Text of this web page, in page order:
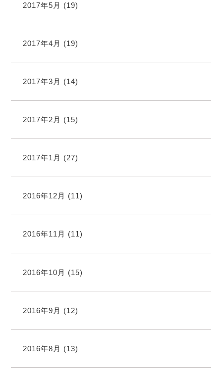
2017年5月 (19)
2017年4月 (19)
2017年3月 (14)
2017年2月 (15)
2017年1月 (27)
2016年12月 (11)
2016年11月 (11)
2016年10月 (15)
2016年9月 (12)
2016年8月 (13)